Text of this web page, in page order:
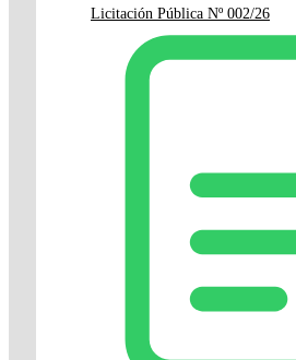
Licitación Pública Nº 002/26